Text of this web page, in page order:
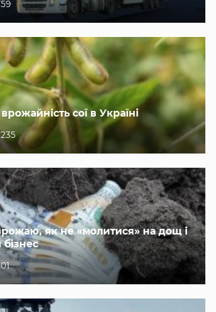
сої в Україні
як не «молитися» на дощ і
бізнес